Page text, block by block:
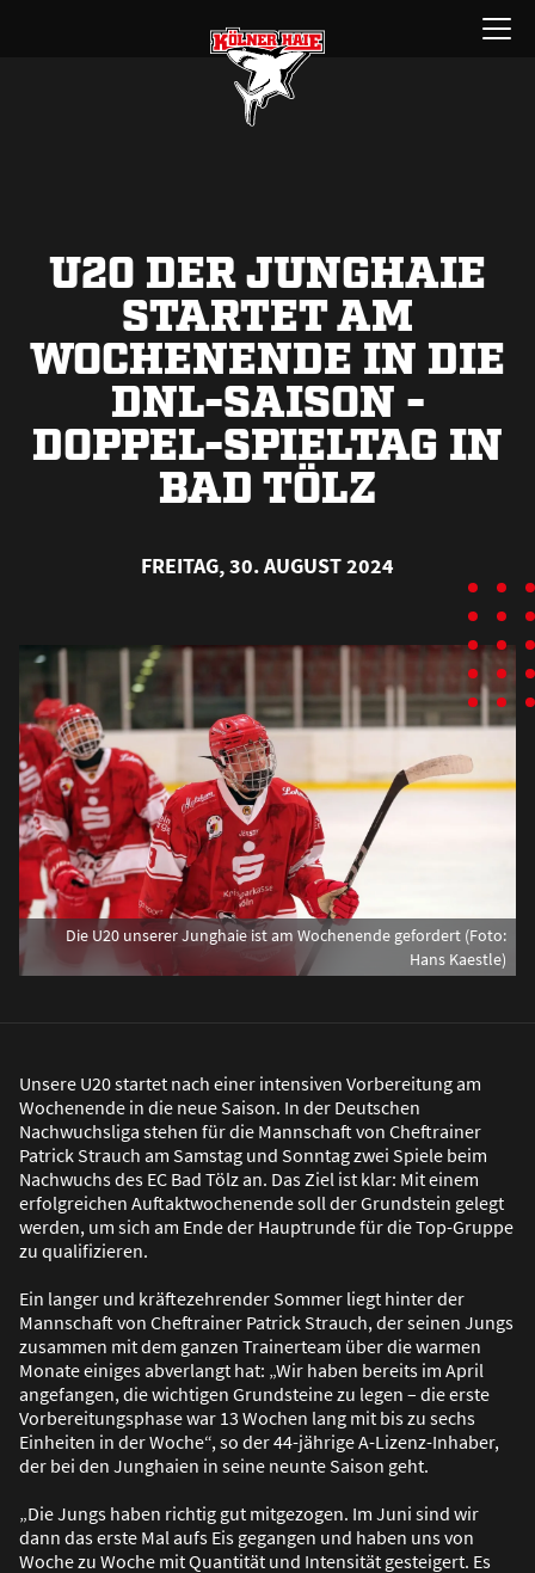
Menü
öffnen
U20 DER JUNGHAIE
STARTET AM
WOCHENENDE IN DIE
DNL-SAISON -
DOPPEL-SPIELTAG IN
BAD TÖLZ
FREITAG, 30. AUGUST 2024
Die U20 unserer Junghaie ist am Wochenende gefordert (Foto:
Hans Kaestle)
Unsere U20 startet nach einer intensiven Vorbereitung am
Wochenende in die neue Saison. In der Deutschen
Nachwuchsliga stehen für die Mannschaft von Cheftrainer
Patrick Strauch am Samstag und Sonntag zwei Spiele beim
Nachwuchs des EC Bad Tölz an. Das Ziel ist klar: Mit einem
erfolgreichen Auftaktwochenende soll der Grundstein gelegt
werden, um sich am Ende der Hauptrunde für die Top-Gruppe
zu qualifizieren.
Ein langer und kräftezehrender Sommer liegt hinter der
Mannschaft von Cheftrainer Patrick Strauch, der seinen Jungs
zusammen mit dem ganzen Trainerteam über die warmen
Monate einiges abverlangt hat: „Wir haben bereits im April
angefangen, die wichtigen Grundsteine zu legen – die erste
Vorbereitungsphase war 13 Wochen lang mit bis zu sechs
Einheiten in der Woche“, so der 44-jährige A-Lizenz-Inhaber,
der bei den Junghaien in seine neunte Saison geht.
„Die Jungs haben richtig gut mitgezogen. Im Juni sind wir
dann das erste Mal aufs Eis gegangen und haben uns von
Woche zu Woche mit Quantität und Intensität gesteigert. Es